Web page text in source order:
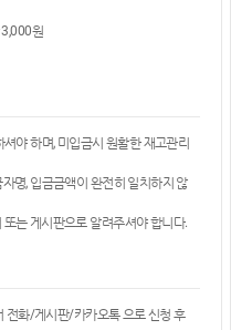
원
야 하며, 미입금시 원활한 재고관리
명, 입금금액이 완전히 일치하지 않
는 게시판으로 알려주셔야 합니다.
전화/게시판/카카오톡 으로 신청 후